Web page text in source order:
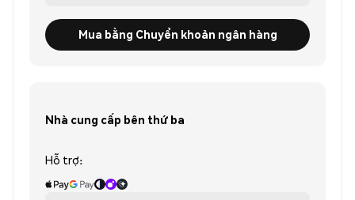
Mua bằng Chuyển khoản ngân hàng
Nhà cung cấp bên thứ ba
Hỗ trợ: